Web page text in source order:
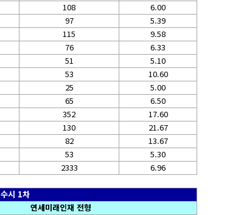
108
6.00
97
5.39
115
9.58
76
6.33
51
5.10
53
10.60
25
5.00
65
6.50
352
17.60
130
21.67
82
13.67
53
5.30
2333 6.96
수시 1차
연세미래인재 전형